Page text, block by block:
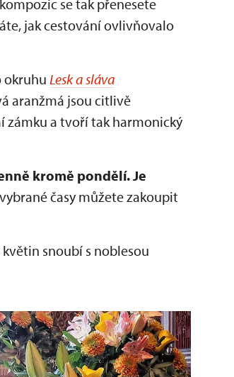
se tak přenesete
jak cestování ovlivňovalo
okruhu Lesk a sláva
aranžmá jsou citlivě
zámku a tvoří tak harmonický
kromě pondělí.Je
časy můžete zakoupit
snoubí s noblesou